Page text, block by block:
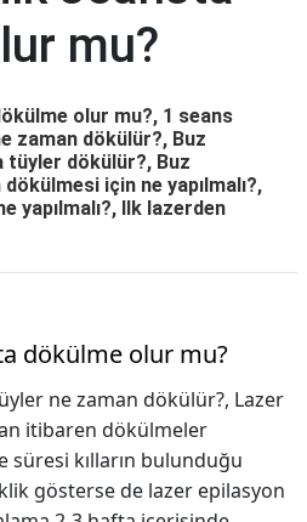
mu?
olur mu?, 1 seans
zaman dökülür?, Buz
tüyler dökülür?, Buz
için ne yapılmalı?,
yapılmalı?, Ilk lazerden
dökülme olur mu?
ne zaman dökülür?, Lazer
itibaren dökülmeler
kılların bulunduğu
gösterse de lazer epilasyon